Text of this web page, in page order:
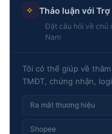
Thảo luận với Trợ
Đặt câu hỏi về chủ
Nam
Tôi có thể giúp về
TMĐT, chứng nhận,
Ra mắt thương hiệu
Shopee